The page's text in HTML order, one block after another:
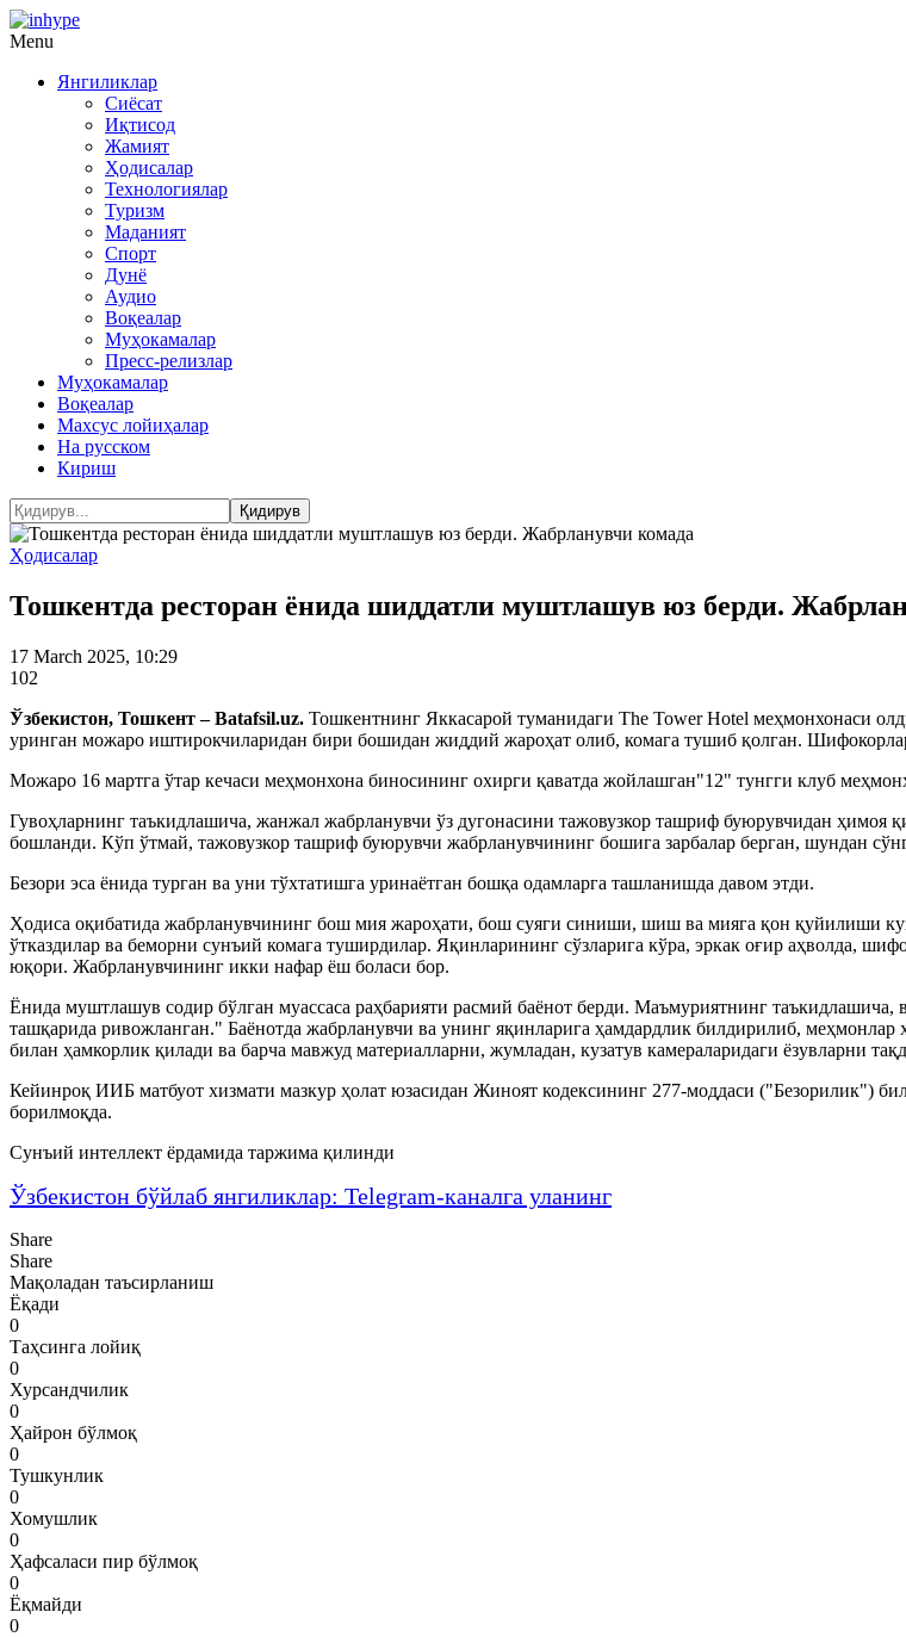
Menu
Янгиликлар
Сиёсат
Иқтисод
Жамият
Ҳодисалар
Технологиялар
Туризм
Маданият
Спорт
Дунё
Аудио
Воқеалар
Муҳокамалар
Пресс-релизлар
Муҳокамалар
Воқеалар
Махсус лойиҳалар
На русском
Кириш
Ҳодисалар
Тошкентда ресторан ёнида шиддатли муштлашув юз берди.
17 March 2025, 10:29
102
Ўзбекистон, Тошкент – Batafsil.uz. Тошкентнинг Яккасарой туманидаги The Tower Hotel меҳмонхонаси
уринган можаро иштирокчиларидан бири бошидан жиддий жароҳат олиб, комага тушиб қолган.
Можаро 16 мартга ўтар кечаси меҳмонхона биносининг охирги қаватда жойлашган"12" тунгги клуб
Гувоҳларнинг таъкидлашича, жанжал жабрланувчи ўз дугонасини тажовузкор ташриф буюрувчидан ҳимоя
бошланди. Кўп ўтмай, тажовузкор ташриф буюрувчи жабрланувчининг бошига зарбалар берган, шундан
Безори эса ёнида турган ва уни тўхтатишга уринаётган бошқа одамларга ташланишда давом этди.
Ҳодиса оқибатида жабрланувчининг бош мия жароҳати, бош суяги синиши, шиш ва мияга қон қуйилиши
ўтказдилар ва беморни сунъий комага туширдилар. Яқинларининг сўзларига кўра, эркак оғир аҳволда,
юқори. Жабрланувчининг икки нафар ёш боласи бор.
Ёнида муштлашув содир бўлган муассаса раҳбарияти расмий баёнот берди. Маъмуриятнинг таъкидлашича,
ташқарида ривожланган." Баёнотда жабрланувчи ва унинг яқинларига ҳамдардлик билдирилиб,
билан ҳамкорлик қилади ва барча мавжуд материалларни, жумладан, кузатув камераларидаги ёзувларни
Кейинроқ ИИБ матбуот хизмати мазкур ҳолат юзасидан Жиноят кодексининг 277-моддаси ("Безорилик")
борилмоқда.
Сунъий интеллект ёрдамида таржима қилинди
Ўзбекистон бўйлаб янгиликлар: Telegram-каналга уланинг
Share
Share
Мақоладан таъсирланиш
Ёқади
0
Таҳсинга лойиқ
0
Хурсандчилик
0
Ҳайрон бўлмоқ
0
Тушкунлик
0
Хомушлик
0
Ҳафсаласи пир бўлмоқ
0
Ёқмайди
0